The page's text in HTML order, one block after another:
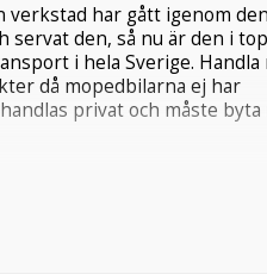
verkstad har gått igenom
den, så nu är den i
i hela Sverige. Handla
då mopedbilarna ej har
privat och måste byta
EXEMPEL PÅ